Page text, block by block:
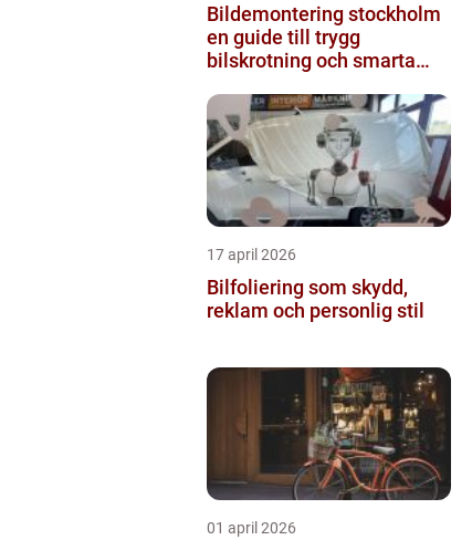
Bildemontering stockholm
en guide till trygg
bilskrotning och smarta
17 april 2026
Bilfoliering som skydd,
reklam och personlig stil
01 april 2026